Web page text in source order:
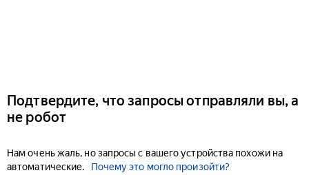
Подтвердите, что запросы отправляли вы, а
не робот
Нам очень жаль, но запросы с вашего устройства похожи на
автоматические.
Почему это могло произойти?